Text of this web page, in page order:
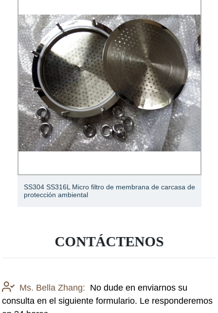
SS304 SS316L Micro filtro de membrana de carcasa de
protección ambiental
CONTÁCTENOS
Ms. Bella Zhang: No dude en enviarnos su
consulta en el siguiente formulario. Le responderemos